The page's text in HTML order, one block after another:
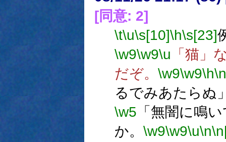
[同意: 2]
\t\u\s[10]\h\s[23]
\w9\w9\u 「猫」
だぞ。 \w9\w9\h\n
るでみあたらぬ
\w5 「無闇に鳴
か。 \w9\w9\u\n